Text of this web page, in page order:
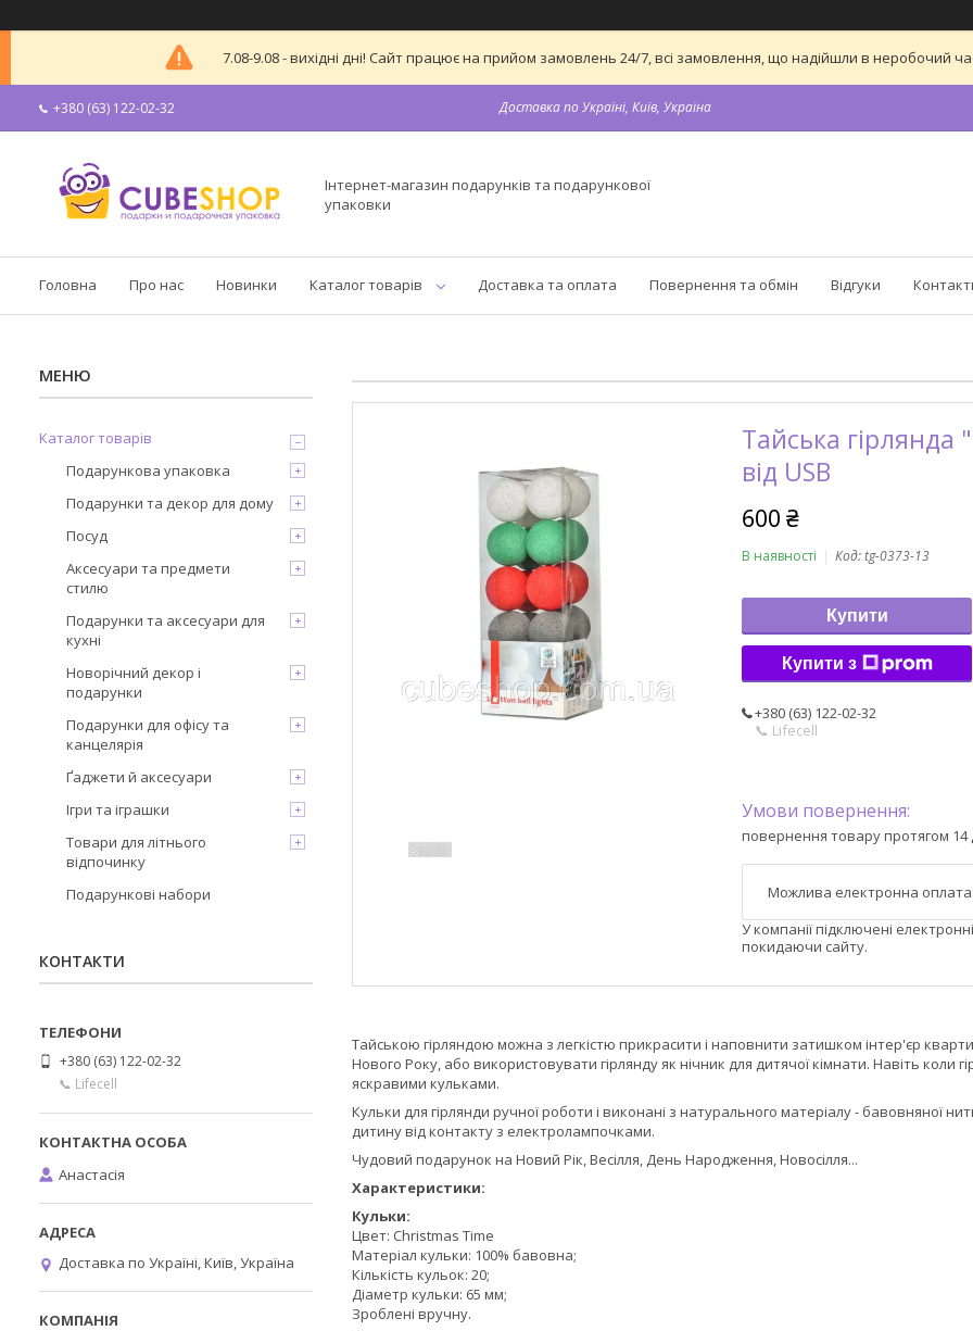
7.08-9.08 - вихідні дні! Сайт працює на прийом замовлень 24/7, всі замовлення, що надійшли в неробочий
+380 (63) 122-02-32 Доставка по Україні, Київ, Україна
Інтернет-магазин подарунків та подарункової
упаковки
Головна Про нас Новинки Каталог товарів Доставка та оплата Повернення та обмін Відгуки
Тайська гірлянда
від USB
600 ₴
В наявності Код:tg-0373-13
Купити
Купити з
+380 (63) 122-02-32
📞 Lifecell
повернення товару протягом 14
У компанії підключені
покидаючи сайту.
Тайською гірляндою можна з легкістю прикрасити і наповнити затишком інтер'єр
Нового Року, або використовувати гірлянду як нічник для дитячої кімнати. Навіть
яскравими кульками.
Кульки для гірлянди ручної роботи і виконані з натурального матеріалу - бавовняної
дитину від контакту з електролампочками.
Чудовий подарунок на Новий Рік, Весілля, День Народження, Новосілля...
Характеристики:
Кульки:
Цвет: Christmas Time
Матеріал кульки: 100% бавовна;
Кількість кульок: 20;
Діаметр кульки: 65 мм;
Зроблені вручну.
Каталог товарів
Подарункова упаковка
Подарунки та декор для дому
Посуд
Аксесуари та предмети
стилю
Подарунки та аксесуари для
кухні
Новорічний декор і
подарунки
Подарунки для офісу та
канцелярія
Ґаджети й аксесуари
Ігри та іграшки
Товари для літнього
відпочинку
Подарункові набори
КОНТАКТИ
+380 (63) 122-02-32
📞 Lifecell
Анастасія
Доставка по Україні, Київ, Україна